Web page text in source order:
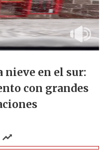
nieve en el sur:
con grandes